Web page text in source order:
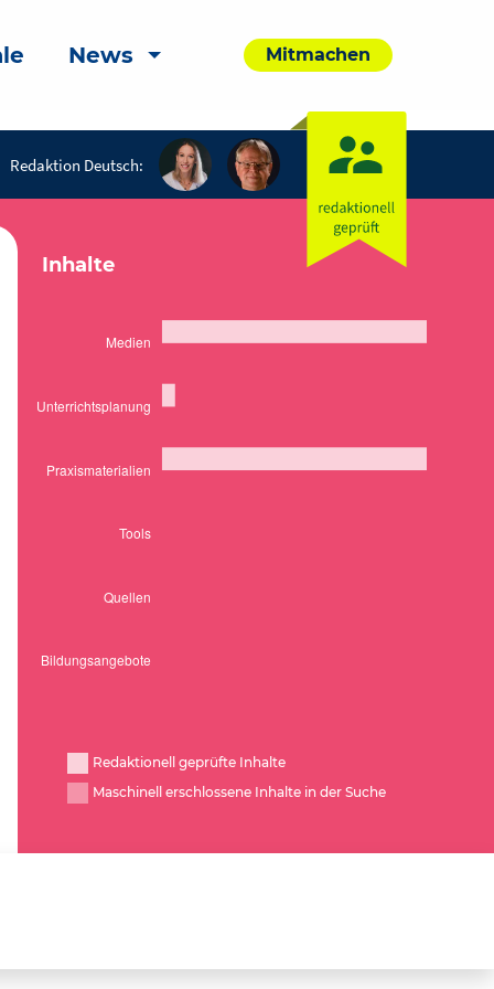
News Mitmachen
Redaktion Deutsch:
Inhalte
Redaktionell geprüfte Inhalte
Maschinell erschlossene Inhalte in der Suche